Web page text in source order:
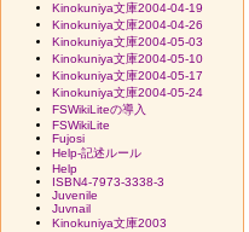
Kinokuniya文庫2004-04-19
Kinokuniya文庫2004-04-26
Kinokuniya文庫2004-05-03
Kinokuniya文庫2004-05-10
Kinokuniya文庫2004-05-17
Kinokuniya文庫2004-05-24
FSWikiLiteの導入
FSWikiLite
Fujosi
Help-記述ルール
Help
ISBN4-7973-3338-3
Juvenile
Juvnail
Kinokuniya文庫2003